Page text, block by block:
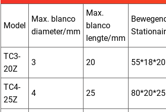
Model
Max. blanco
diameter/mm
Max.
blanco
lengte/mm
TC3-
20Z
3 20 55*18*20
TC4-
25Z
4 25 80*20*25